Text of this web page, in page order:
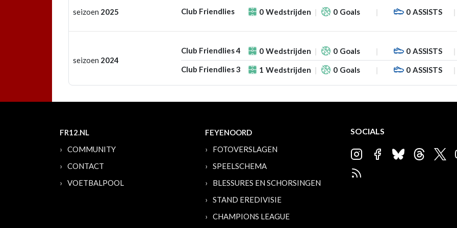
seizoen 2025 Club Friendlies 0 Wedstrijden 0 Goals 0 ASSISTS
seizoen 2024
Club Friendlies 4 0 Wedstrijden 0 Goals 0 ASSISTS
Club Friendlies 3 1 Wedstrijden 0 Goals 0 ASSISTS
FR12.NL
COMMUNITY
CONTACT
VOETBALPOOL
FEYENOORD
FOTOVERSLAGEN
SPEELSCHEMA
BLESSURES EN SCHORSINGEN
STAND EREDIVISIE
CHAMPIONS LEAGUE
SOCIALS